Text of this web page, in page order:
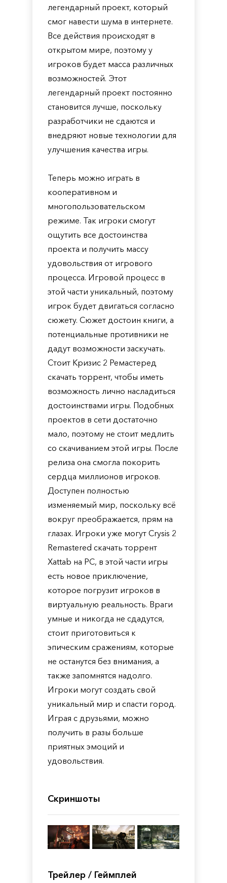
легендарный проект, который
смог навести шума в интернете.
Все действия происходят в
открытом мире, поэтому у
игроков будет масса различных
возможностей. Этот
легендарный проект постоянно
становится лучше, поскольку
разработчики не сдаются и
внедряют новые технологии для
улучшения качества игры.
Теперь можно играть в
кооперативном и
многопользовательском
режиме. Так игроки смогут
ощутить все достоинства
проекта и получить массу
удовольствия от игрового
процесса. Игровой процесс в
этой части уникальный, поэтому
игрок будет двигаться согласно
сюжету. Сюжет достоин книги, а
потенциальные противники не
дадут возможности заскучать.
Стоит Кризис 2 Ремастеред
скачать торрент, чтобы иметь
возможность лично насладиться
достоинствами игры. Подобных
проектов в сети достаточно
мало, поэтому не стоит медлить
со скачиванием этой игры. После
релиза она смогла покорить
сердца миллионов игроков.
Доступен полностью
изменяемый мир, поскольку всё
вокруг преображается, прям на
глазах. Игроки уже могут Crysis 2
Remastered скачать торрент
Xattab на PC, в этой части игры
есть новое приключение,
которое погрузит игроков в
виртуальную реальность. Враги
умные и никогда не сдадутся,
стоит приготовиться к
эпическим сражениям, которые
не останутся без внимания, а
также запомнятся надолго.
Игроки могут создать свой
уникальный мир и спасти город.
Играя с друзьями, можно
получить в разы больше
приятных эмоций и
удовольствия.
Скриншоты
Трейлер / Геймплей